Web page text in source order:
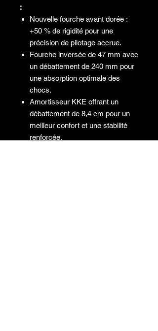
:
Nouvelle fourche avant dorée :
+50 % de rigidité pour une
précision de pilotage accrue.
Fourche inversée de 47 mm avec
un débattement de 240 mm pour
une absorption optimale des
chocs.
Amortisseur KKE offrant un
débattement de 8,4 cm pour un
meilleur confort et une stabilité
renforcée.